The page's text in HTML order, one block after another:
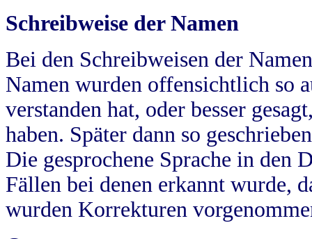
Schreibweise der Namen
Bei den Schreibweisen der
Namen wurden offensichtlich so
verstanden hat, oder besser
haben. Später dann so
Die gesprochene Sprache in
Fällen bei denen erkannt wurde,
wurden Korrekturen